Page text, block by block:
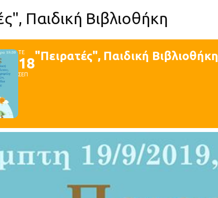
Παιδική Βιβλιοθήκη
ΤΕ
18
ΣΕΠ
"Πειρατές", Παιδική Βιβλιοθήκη